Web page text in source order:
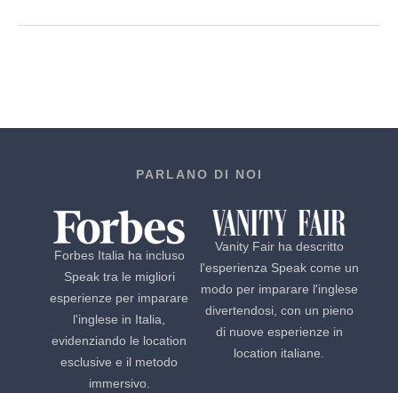
PARLANO DI NOI
Forbes Italia ha incluso
Speak tra le migliori
esperienze per imparare
l'inglese in Italia,
evidenziando le location
esclusive e il metodo
immersivo.
Vanity Fair ha descritto
l'esperienza Speak come un
modo per imparare l'inglese
divertendosi, con un pieno
di nuove esperienze in
location italiane.